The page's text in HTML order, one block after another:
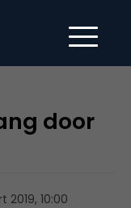
door
2019, 10:00